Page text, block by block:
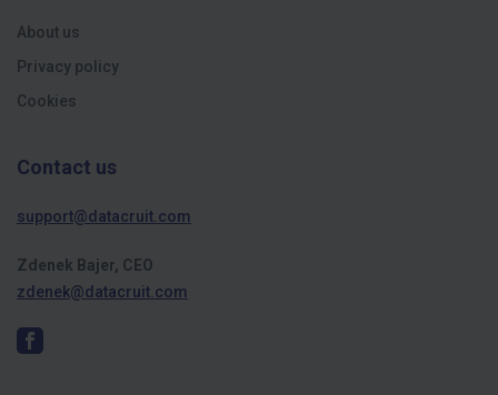
About us
Privacy policy
Cookies
Contact us
support@datacruit.com
Zdenek Bajer, CEO
zdenek@datacruit.com